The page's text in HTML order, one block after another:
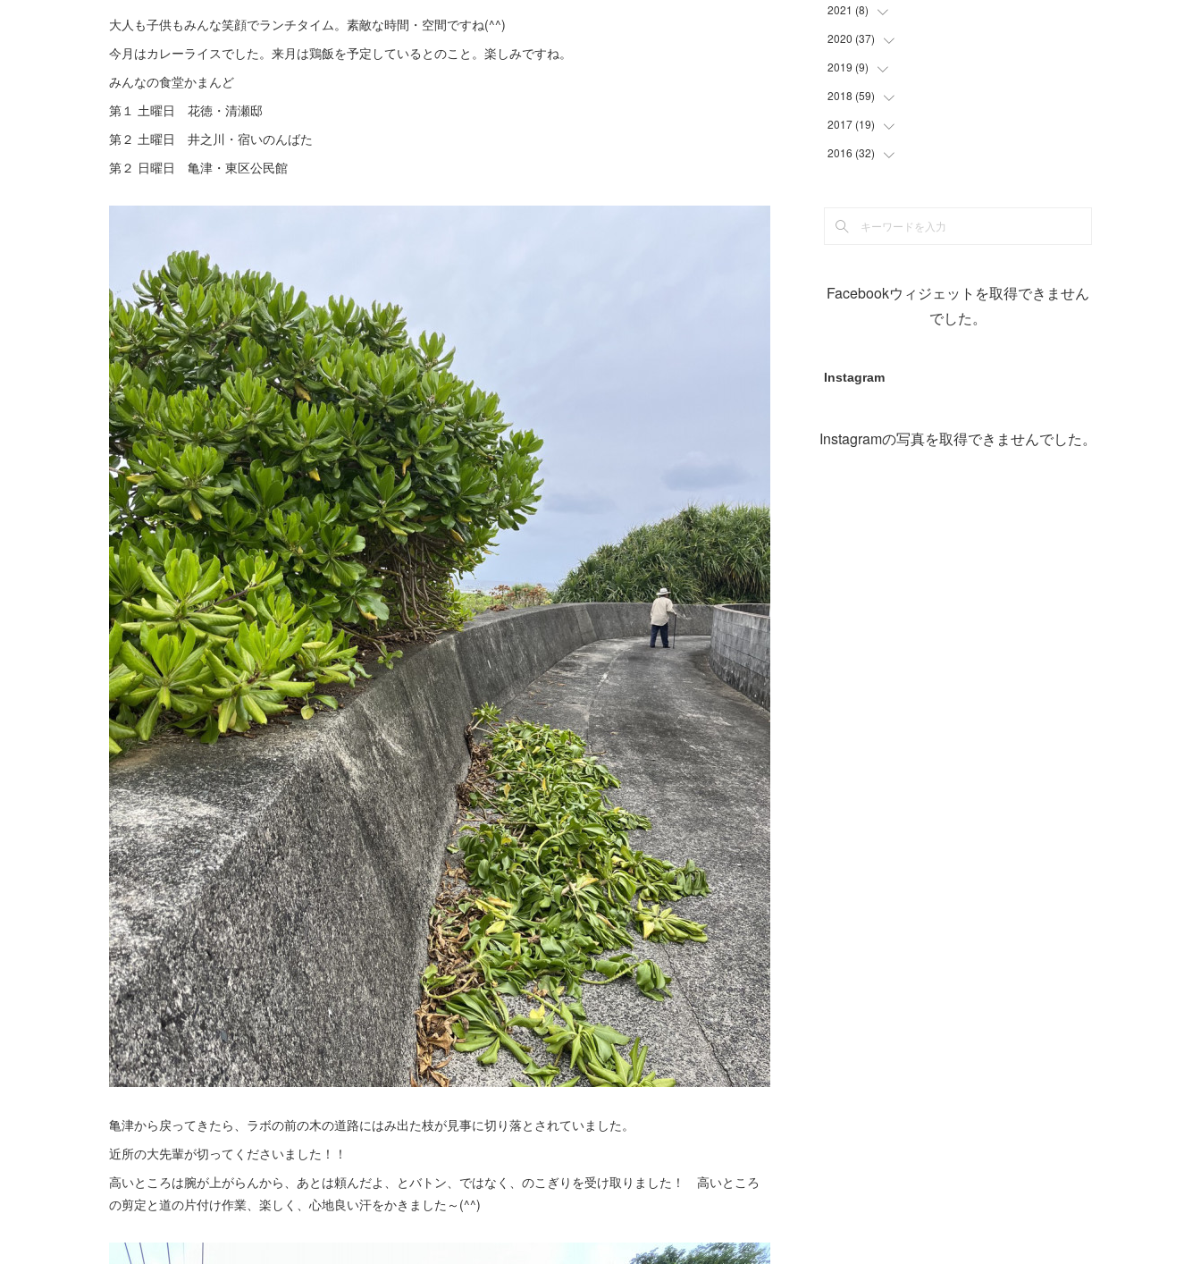
大人も子供もみんな笑顔でランチタイム。素敵な時間・空間ですね(^^)
今月はカレーライスでした。来月は鶏飯を予定しているとのこと。楽しみですね。
みんなの食堂かまんど
第１ 土曜日 花徳・清瀬邸
第２ 土曜日 井之川・宿いのんばた
第２ 日曜日 亀津・東区公民館
亀津から戻ってきたら、ラボの前の木の道路にはみ出た枝が見事に切り落とされていました。
近所の大先輩が切ってくださいました！！
高いところは腕が上がらんから、あとは頼んだよ、とバトン、ではなく、のこぎりを受け取りました！ 高いところ
の剪定と道の片付け作業、楽しく、心地良い汗をかきました～(^^)
(
29 )
(32
)
(
29
(
)
(1
(
)
2021 (8)
(5
(
)
(2
2020 (37)
(
)
(8
(21
)
(1
(
2019 (9)
(9
2018 (59)
(1
(10
)
(
(12)
2017 (19)
(2
(
(1)
2016 (32)
(
(19)
Facebookウィジェットを取得できません
でした。
Instagram
Instagramの写真を取得できませんでした。